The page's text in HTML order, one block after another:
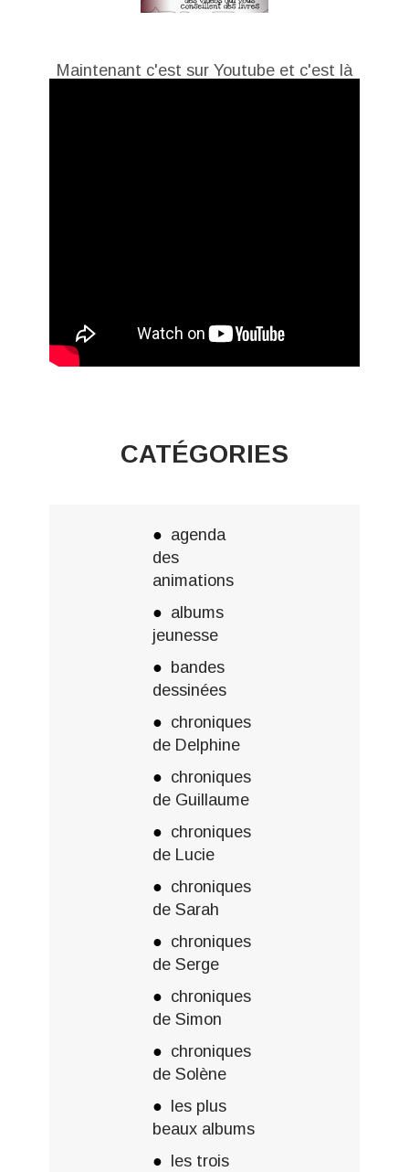
Maintenant c'est sur Youtube et c'est là
CATÉGORIES
agenda
des
animations
albums
jeunesse
bandes
dessinées
chroniques
de Delphine
chroniques
de Guillaume
chroniques
de Lucie
chroniques
de Sarah
chroniques
de Serge
chroniques
de Simon
chroniques
de Solène
les plus
beaux albums
les trois